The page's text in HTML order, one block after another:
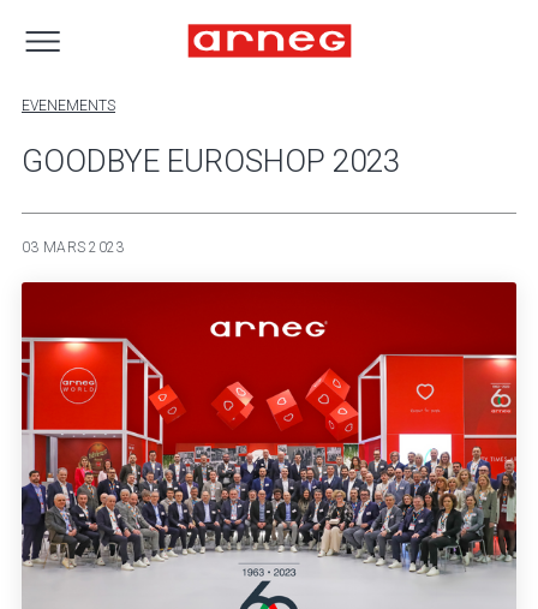
EVENEMENTS
GOODBYE EUROSHOP 2023
03 MARS 2023